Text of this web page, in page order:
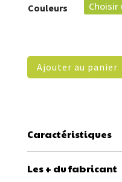
Couleurs
Ajouter au panier
Caractéristiques
Les + du fabricant